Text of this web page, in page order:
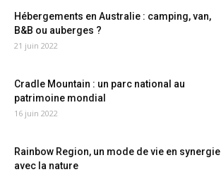
Hébergements en Australie : camping, van,
B&B ou auberges ?
21 juin 2022
Cradle Mountain : un parc national au
patrimoine mondial
16 juin 2022
Rainbow Region, un mode de vie en synergie
avec la nature